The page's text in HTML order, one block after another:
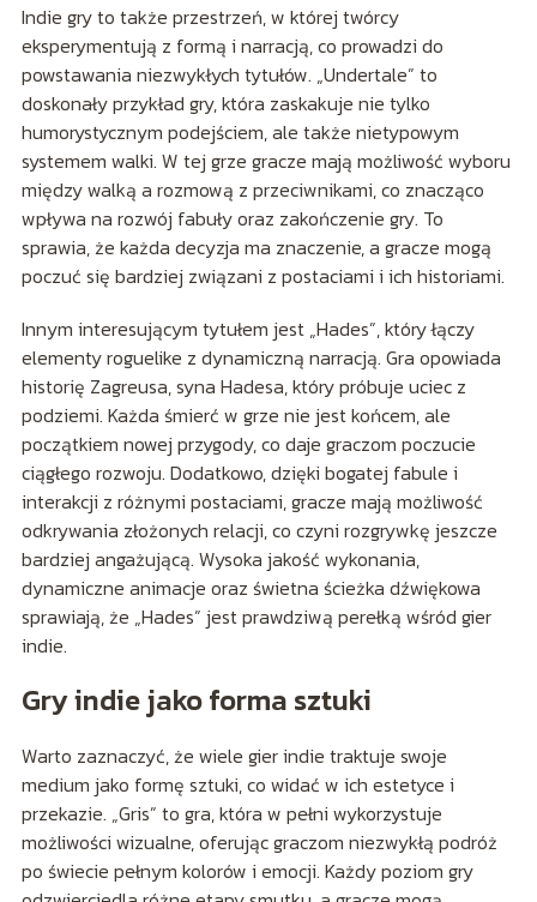
Indie gry to także przestrzeń, w której twórcy
eksperymentują z formą i narracją, co prowadzi do
powstawania niezwykłych tytułów. „Undertale” to
doskonały przykład gry, która zaskakuje nie tylko
humorystycznym podejściem, ale także nietypowym
systemem walki. W tej grze gracze mają możliwość wyboru
między walką a rozmową z przeciwnikami, co znacząco
wpływa na rozwój fabuły oraz zakończenie gry. To
sprawia, że każda decyzja ma znaczenie, a gracze mogą
poczuć się bardziej związani z postaciami i ich historiami.
Innym interesującym tytułem jest „Hades”, który łączy
elementy roguelike z dynamiczną narracją. Gra opowiada
historię Zagreusa, syna Hadesa, który próbuje uciec z
podziemi. Każda śmierć w grze nie jest końcem, ale
początkiem nowej przygody, co daje graczom poczucie
ciągłego rozwoju. Dodatkowo, dzięki bogatej fabule i
interakcji z różnymi postaciami, gracze mają możliwość
odkrywania złożonych relacji, co czyni rozgrywkę jeszcze
bardziej angażującą. Wysoka jakość wykonania,
dynamiczne animacje oraz świetna ścieżka dźwiękowa
sprawiają, że „Hades” jest prawdziwą perełką wśród gier
indie.
Gry indie jako forma sztuki
Warto zaznaczyć, że wiele gier indie traktuje swoje
medium jako formę sztuki, co widać w ich estetyce i
przekazie. „Gris” to gra, która w pełni wykorzystuje
możliwości wizualne, oferując graczom niezwykłą podróż
po świecie pełnym kolorów i emocji. Każdy poziom gry